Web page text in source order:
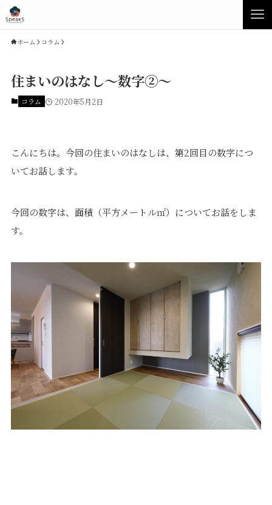
素材について
価格について
建築実例・お客様イン
タビュー
価格・プラン
間取りプラン集
Topics
お知らせ
土地情報
スタッフブログ
About
会社概要
企業理念・トップメッ
セージ
スタッフ紹介
ホーム コラム
住まいのはなし～数字②～
コラム 2020年5月2日
こんにちは。今回の住まいのはなしは、第2回目の数字につ
いてお話します。
今回の数字は、面積（平方メートル㎡）についてお話をしま
す。